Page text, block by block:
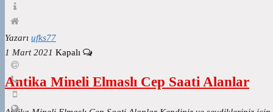
Yazarı ufks77
1 Mart 2021 Kapalı
Antika Mineli Elmaslı Cep Saati Alanlar